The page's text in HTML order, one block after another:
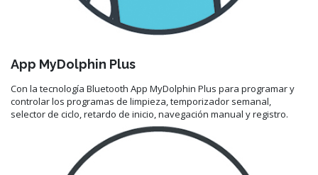
App MyDolphin Plus
Con la tecnología Bluetooth App MyDolphin Plus para programar y
controlar los programas de limpieza, temporizador semanal,
selector de ciclo, retardo de inicio, navegación manual y registro.